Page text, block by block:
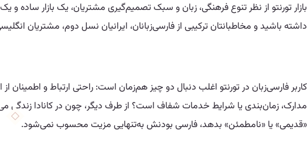
داشته باشید و مخاطبانتان ترکیبی از فارسی‌زبانان، ایرانیان نسل دوم، مشتریان
کاربر فارسی‌زبان در تورنتو اغلب دنبال دو چیز هم‌زمان است: راحتی ارتباط و
مدارک، زمان‌بندی یا شرایط خدمات شفاف است؟ از طرف دیگر، چون در کانادا
«قدیمی» یا «نامطمئن» بدهد، فارسی بودنش به‌تنهایی مزیت محسوب نمی‌شود.